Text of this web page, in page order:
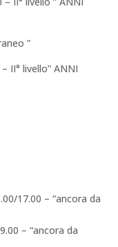
”
II° livello” ANNI
17.00 – “ancora da
– “ancora da